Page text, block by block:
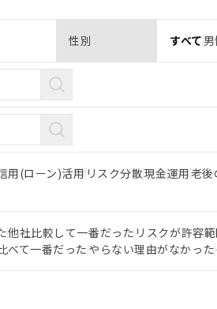
性別 すべて
用(ローン)活用 リスク分散現金運用老後
他社比較して一番だった リスクが許容
べて一番だった やらない理由がなかった